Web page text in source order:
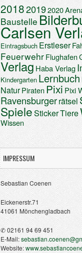
201820192020
Baustelle
Carlsen
EintragsbuchErstleser
FeuerwehrFlughafen
VerlagHaba Verlag
KindergartenLernbuch
NaturPiratenPixiPixi
Ravensburgerrätsel
SpieleStickerTiere
Wissen
IMPRESSUM
Sebastian Coenen
Eickenerstr.71
41061 Mönchengladbach
✆ 02161 94 69 451
E-Mail:
Website: